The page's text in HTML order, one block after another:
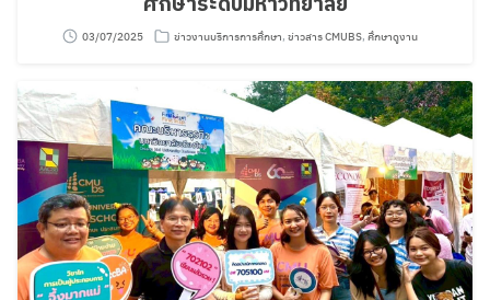
03/07/2025 ข่าวงานบริการการศึกษา, ข่าวสาร CMUBS, ศึกษาดูงาน